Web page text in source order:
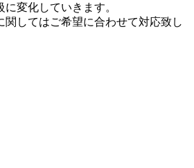
に変化していきます。
関してはご希望に合わせて対応致し